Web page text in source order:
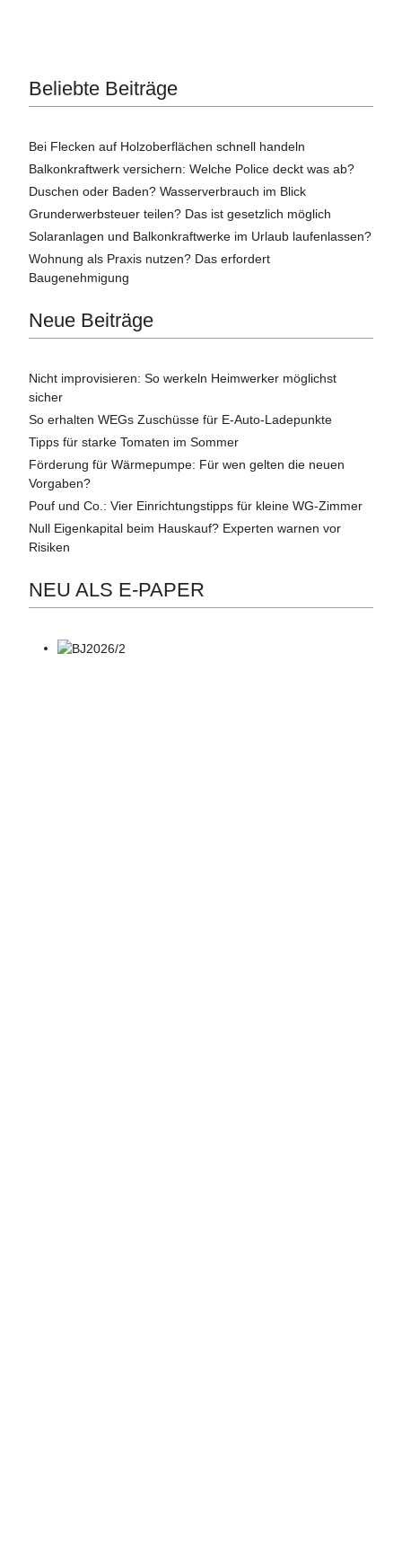
Beliebte Beiträge
Bei Flecken auf Holzoberflächen schnell handeln
Balkonkraftwerk versichern: Welche Police deckt was ab?
Duschen oder Baden? Wasserverbrauch im Blick
Grunderwerbsteuer teilen? Das ist gesetzlich möglich
Solaranlagen und Balkonkraftwerke im Urlaub laufenlassen?
Wohnung als Praxis nutzen? Das erfordert
Baugenehmigung
Neue Beiträge
Nicht improvisieren: So werkeln Heimwerker möglichst
sicher
So erhalten WEGs Zuschüsse für E-Auto-Ladepunkte
Tipps für starke Tomaten im Sommer
Förderung für Wärmepumpe: Für wen gelten die neuen
Vorgaben?
Pouf und Co.: Vier Einrichtungstipps für kleine WG-Zimmer
Null Eigenkapital beim Hauskauf? Experten warnen vor
Risiken
NEU ALS E-PAPER